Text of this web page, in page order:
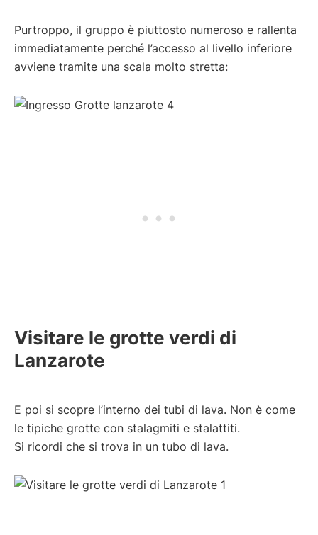
Purtroppo, il gruppo è piuttosto numeroso e rallenta
immediatamente perché l’accesso al livello inferiore
avviene tramite una scala molto stretta:
Visitare le grotte verdi di
Lanzarote
E poi si scopre l’interno dei tubi di lava. Non è come
le tipiche grotte con stalagmiti e stalattiti.
Si ricordi che si trova in un tubo di lava.